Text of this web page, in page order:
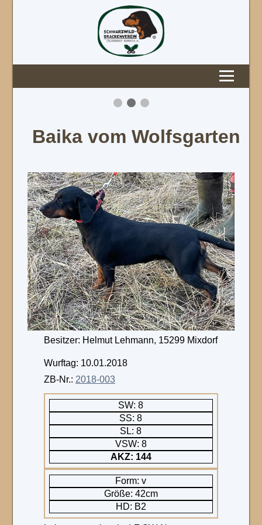
Baika vom Wolfsgarten
Besitzer: Helmut Lehmann, 15299 Mixdorf
Wurftag: 10.01.2018
ZB-Nr.: 2018-003
SW: 8
SS: 8
SL: 8
VSW: 8
AKZ: 144
Form: v
Größe: 42cm
HD: B2